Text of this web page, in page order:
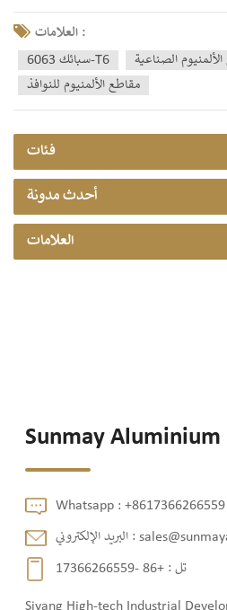
يكمن جوهر بناء النوافذ عالية الجودة
العلامات :
سبائك 6063-T6
الصناعية
مقاطع الألمنيوم للنوافذ
فئات
أحدث مدونة
العلامات
Sunmay Aluminium
Whatsapp :+8617366266559
البريد الإلكتروني :
تل : +86 -17366266559
Siyang High-tech Industrial